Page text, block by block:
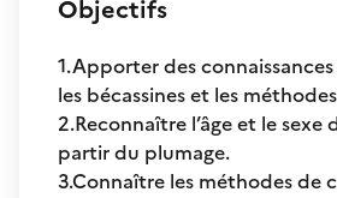
Objectifs
1.Apporter des connaissances
les bécassines et les
2.Reconnaître l’âge et le sexe
partir du plumage.
3.Connaître les méthodes de